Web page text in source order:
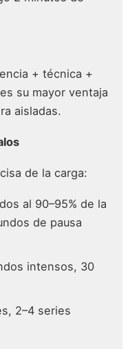
+ técnica +
su mayor ventaja
aisladas.
de la carga:
al 90–95% de la
de pausa
intensos, 30
2–4 series